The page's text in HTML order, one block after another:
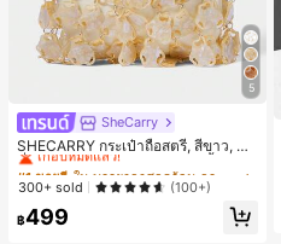
5
SheCarry
SHECARRY กระเป๋าถือสตรี, สีขาว, แฟ
ชั่น, สง่างาม, วันหยุด, งานปาร์ตี้
#1 ขายดี
เกือบหมดแล้ว!
#1 ขายดี
เกือบหมดแล้ว!
#1 ขายดี
เกือบหมดแล้ว!
#1 ขายดี
ใน บรรยากาศฤดูร้อน กระเป๋าหูหิ้วด้านบนผู้หญิง
เกือบหมดแล้ว!
300+ sold (100+)
฿499